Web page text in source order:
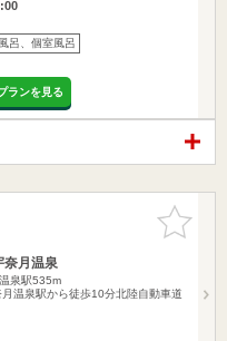
呂、個室風呂
ランを見る
お気に入
りに追加
奈月温泉
泉駅535m
温泉駅から徒歩10分北陸自動車道